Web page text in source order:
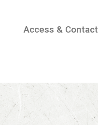
Access & Contact